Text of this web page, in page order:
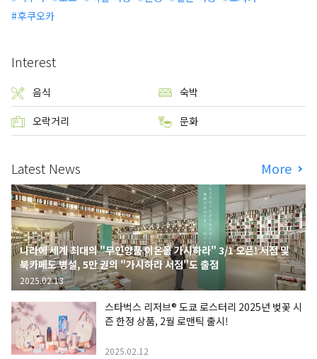
후쿠오카
Interest
음식 숙박
오락거리 문화
Latest News More
나라에 세계 최대의 "무인양품 이온몰 가시하라" 3/1 오픈! 서점 및
북카페도 병설, 5만 권의 "가시하라 서점"도 출점
2025.02.13
스타벅스 리저브® 도쿄 로스터리 2025년 벚꽃 시
즌 한정 상품, 2월 로맨틱 출시!
2025.02.12